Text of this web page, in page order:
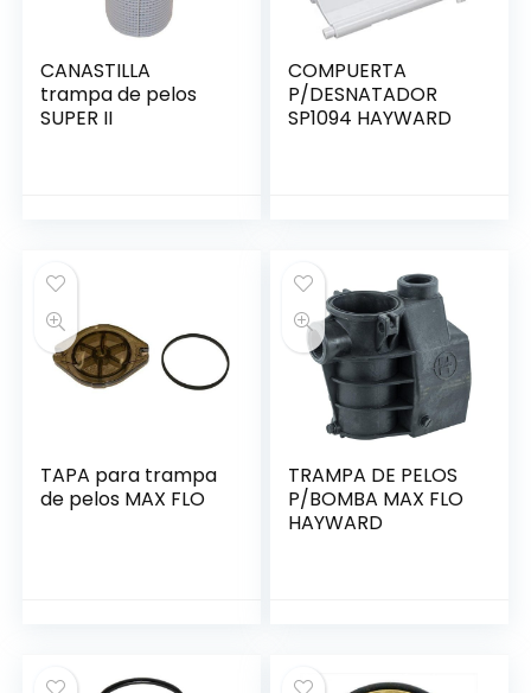
CANASTILLA
trampa de pelos
SUPER II
COMPUERTA
P/DESNATADOR
SP1094 HAYWARD
TAPA para trampa
de pelos MAX FLO
TRAMPA DE PELOS
P/BOMBA MAX FLO
HAYWARD